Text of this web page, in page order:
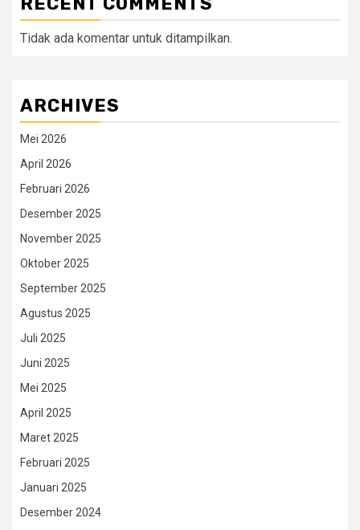
Tidak ada komentar untuk ditampilkan.
ARCHIVES
Mei 2026
April 2026
Februari 2026
Desember 2025
November 2025
Oktober 2025
September 2025
Agustus 2025
Juli 2025
Juni 2025
Mei 2025
April 2025
Maret 2025
Februari 2025
Januari 2025
Desember 2024